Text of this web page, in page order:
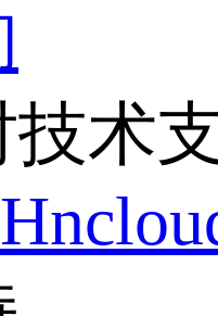
技术